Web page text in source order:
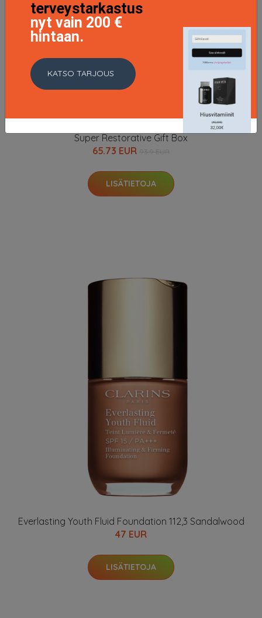
Super Restorative Gift Box
65.73 EUR
LISÄTIETOJA
Everlasting Youth Fluid Foundation 112,3 Sandalwood
47 EUR
LISÄTIETOJA
terveystarkastus
nyt vain 200 €
hintaan.
KATSO TARJOUS